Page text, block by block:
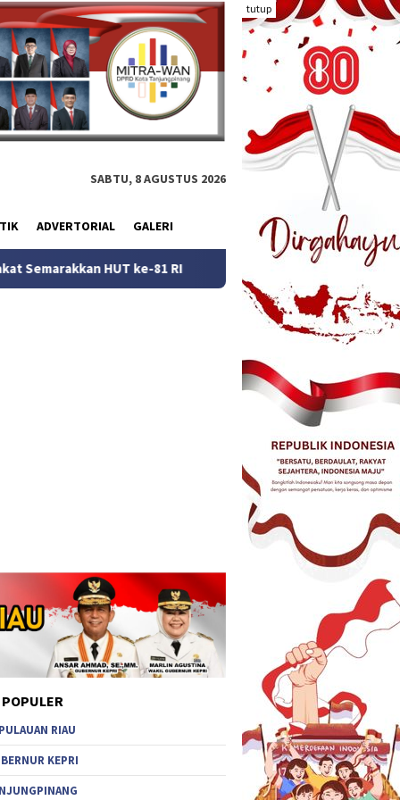
tutup
SABTU, 8 AGUSTUS 2026
ADVERTORIAL GALERI
ke-81 RI Kemerdekaan yang Masih Terpenjara
RIAU
KEPRI